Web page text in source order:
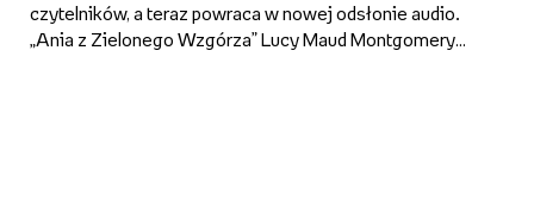
gwiazdorską obsadą
czytelników, a teraz powraca w nowej odsłonie audio.
„Ania z Zielonego Wzgórza” Lucy Maud Montgomery